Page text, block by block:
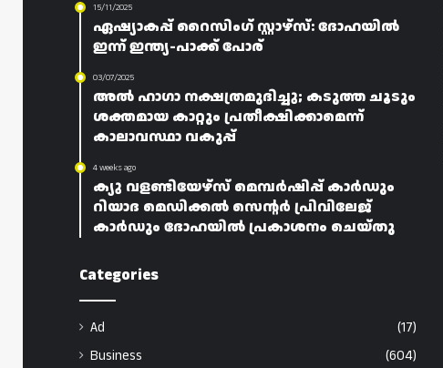
15/11/2025
ഏഷ്യാകപ്പ് റൈസിംഗ് സ്റ്റാഴ്‌സ്: ദോഹയിൽ
ഇന്ന് ഇന്ത്യ-പാക്ക് പോര്
03/07/2025
അൽ ഹാഗാ നക്ഷത്രമുദിച്ചു; കടുത്ത ചൂടും
ശക്തമായ കാറ്റും പ്രതീക്ഷിക്കാമെന്ന്
കാലാവസ്ഥാ വകുപ്പ്
4 weeks ago
ക്യു വളണ്ടിയേഴ്‌സ് മെമ്പർഷിപ്പ് കാർഡും
റിയാദ മെഡിക്കൽ സെന്റർ പ്രിവിലേജ്
കാർഡും ദോഹയിൽ പ്രകാശനം ചെയ്തു
Categories
Ad
(17)
Business
(604)